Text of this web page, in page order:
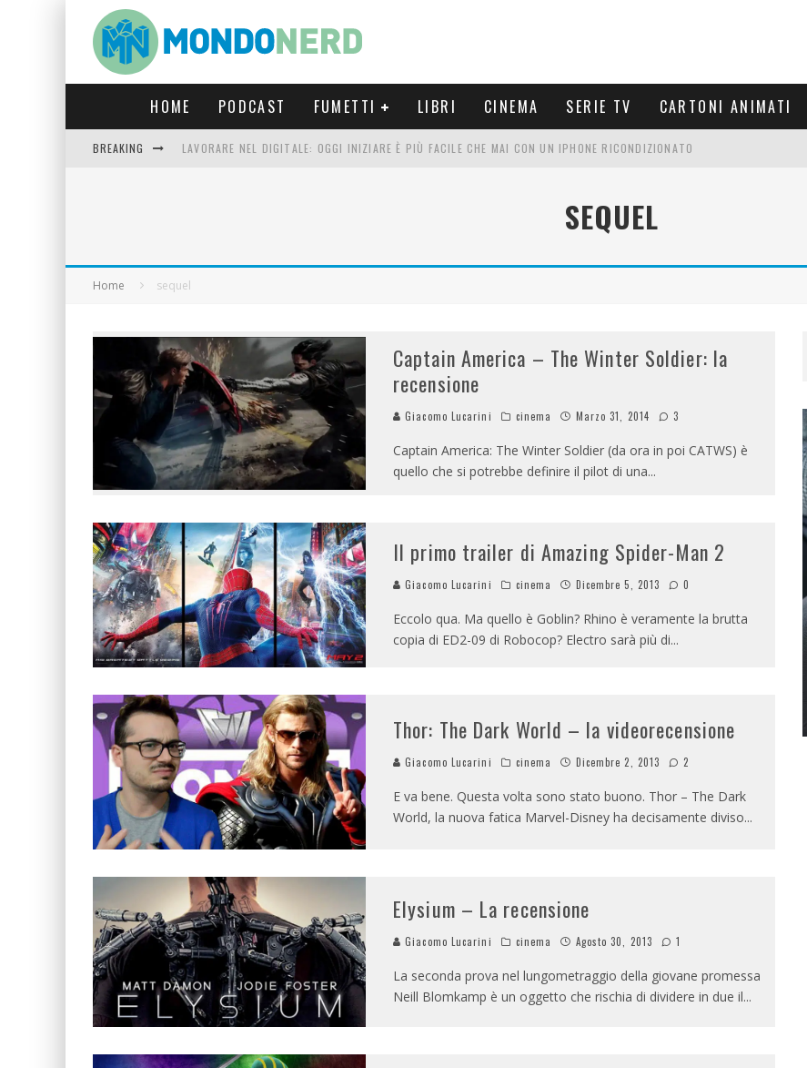
HOME PODCAST FUMETTI LIBRI CINEMA SERIE TV CARTONI ANIMATI
BREAKING LAVORARE NEL DIGITALE: OGGI INIZIARE È PIÙ FACILE CHE MAI CON UN IPHONE RICONDIZIONATO
SEQUEL
Home sequel
Captain America – The Winter Soldier: la
recensione
Giacomo Lucarini cinema Marzo 31, 2014 3
Captain America: The Winter Soldier (da ora in poi CATWS) è
quello che si potrebbe definire il pilot di una...
Il primo trailer di Amazing Spider-Man 2
Giacomo Lucarini cinema Dicembre 5, 2013 0
Eccolo qua. Ma quello è Goblin? Rhino è veramente la brutta
copia di ED2-09 di Robocop? Electro sarà più di...
Thor: The Dark World – la videorecensione
Giacomo Lucarini cinema Dicembre 2, 2013 2
E va bene. Questa volta sono stato buono. Thor – The Dark
World, la nuova fatica Marvel-Disney ha decisamente diviso...
Elysium – La recensione
Giacomo Lucarini cinema Agosto 30, 2013 1
La seconda prova nel lungometraggio della giovane promessa
Neill Blomkamp è un oggetto che rischia di dividere in due il...